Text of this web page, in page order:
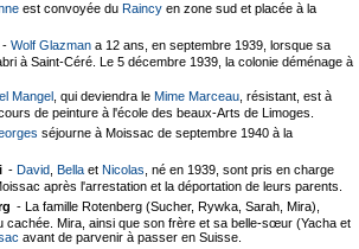
est convoyée du Raincy en zone sud et placée à la
- Wolf Glazman a 12 ans, en septembre 1939, lorsque sa
à Saint-Céré. Le 5 décembre 1939, la colonie déménage à
Mangel , qui deviendra le Mime Marceau , résistant, est à
de peinture à l'école des beaux-Arts de Limoges.
séjourne à Moissac de septembre 1940 à la
- David Bella et Nicolas , né en 1939, sont pris en charge
après l'arrestation et la déportation de leurs parents.
- La famille Rotenberg (Sucher, Rywka, Sarah, Mira),
cachée. Mira, ainsi que son frère et sa belle-sœur (Yacha et
avant de parvenir à passer en Suisse.